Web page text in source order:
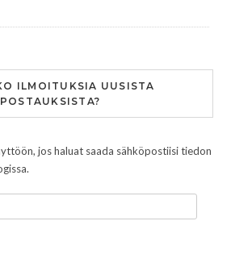
ILMOITUKSIA UUSISTA
POSTAUKSISTA?
jos haluat saada sähköpostiisi tiedon